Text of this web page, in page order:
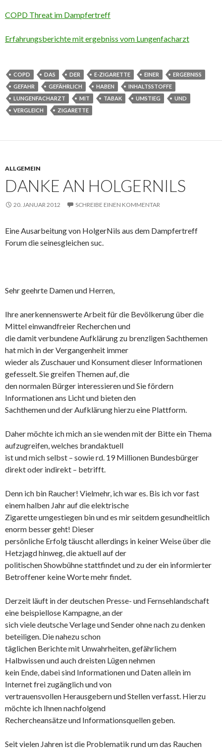
COPD Threat im Dampfertreff
Erfahrungsberichte mit ergebniss vom Lungenfacharzt
COPD DAS DER E-ZIGARETTE EINER
ERGEBNISS
GEFAHR
GEFÄHRLICH HABEN
INHALTSSTOFFE
LUNGENFACHARZT
MIT TABAK UMSTIEG
UND
VERGLEICH
ZIGARETTE
ALLGEMEIN
DANKE AN HOLGERNILS
20. JANUAR 2012 SCHREIBE EINEN KOMMENTAR
Eine Ausarbeitung von HolgerNils aus dem Dampfertreff
Forum die seinesgleichen suc.
Sehr geehrte Damen und Herren,
Ihre anerkennenswerte Arbeit für die Bevölkerung über die
Mittel einwandfreier Recherchen und
die damit verbundene Aufklärung zu brenzligen Sachthemen
hat mich in der Vergangenheit immer
wieder als Zuschauer und Konsument dieser Informationen
gefesselt. Sie greifen Themen auf, die
den normalen Bürger interessieren und Sie fördern
Informationen ans Licht und bieten den
Sachthemen und der Aufklärung hierzu eine Plattform.
Daher möchte ich mich an sie wenden mit der Bitte ein Thema
aufzugreifen, welches brandaktuell
ist und mich selbst – sowie rd. 19 Millionen Bundesbürger
direkt oder indirekt – betrifft.
Denn ich bin Raucher! Vielmehr, ich war es. Bis ich vor fast
einem halben Jahr auf die elektrische
Zigarette umgestiegen bin und es mir seitdem gesundheitlich
enorm besser geht! Dieser
persönliche Erfolg täuscht allerdings in keiner Weise über die
Hetzjagd hinweg, die aktuell auf der
politischen Showbühne stattfindet und zu der ein informierter
Betroffener keine Worte mehr findet.
Derzeit läuft in der deutschen Presse- und Fernsehlandschaft
eine beispiellose Kampagne, an der
sich viele deutsche Verlage und Sender ohne nach zu denken
beteiligen. Die nahezu schon
täglichen Berichte mit Unwahrheiten, gefährlichem
Halbwissen und auch dreisten Lügen nehmen
kein Ende, dabei sind Informationen und Daten allein im
Internet frei zugänglich und von
vertrauensvollen Herausgebern und Stellen verfasst. Hierzu
möchte ich Ihnen nachfolgend
Rechercheansätze und Informationsquellen geben.
Seit vielen Jahren ist die Problematik rund um das Rauchen